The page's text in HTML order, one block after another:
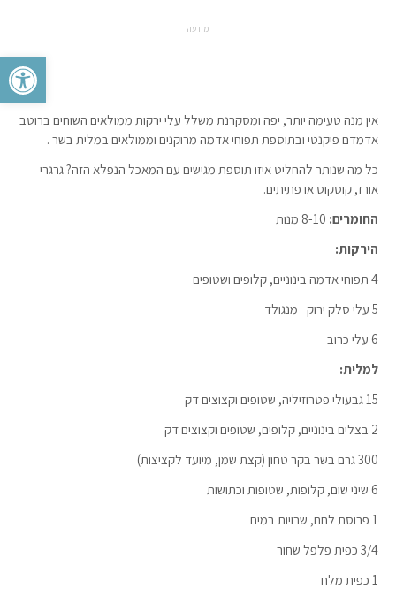
פתח
מודעה
אין מנה טעימה יותר, יפה ומסקרנת משלל עלי ירקות ממולאים השוחים ברוטב
אדמדם פיקנטי ובתוספת תפוחי אדמה מרוקנים וממולאים במלית בשר .
כל מה שנותר להחליט איזו תוספת מגישים עם המאכל הנפלא הזה? גרגרי
אורז, קוסקוס או פתיתים.
החומרים:
הירקות:
4 תפוחי אדמה בינוניים, קלופים ושטופים
5 עלי סלק ירוק –מנגולד
6 עלי כרוב
למלית:
15 גבעולי פטרוזיליה, שטופים וקצוצים דק
2 בצלים בינוניים, קלופים, שטופים וקצוצים דק
300 גרם בשר בקר טחון (קצת שמן, מיועד לקציצות)
6 שיני שום, קלופות, שטופות וכתושות
1 פרוסת לחם, שרויות במים
3/4 כפית פלפל שחור
1 כפית מלח